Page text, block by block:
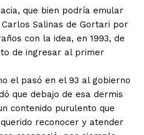
que bien podría emular
Salinas de Gortari por
con la idea, en 1993, de
de ingresar al primer
el pasó en el 93 al gobierno
que debajo de esa dermis
contenido purulento que
reconocer y atender